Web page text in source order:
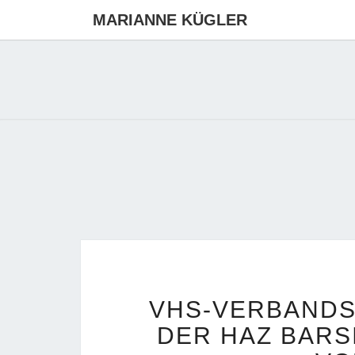
MARIANNE KÜGLER
VHS-
DER HAZ